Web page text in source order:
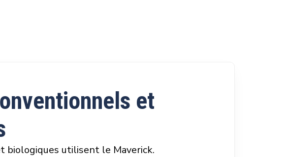
et
biologiques utilisent le Maverick.